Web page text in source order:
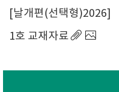
날개편(선택형)2026
1호 교재자료